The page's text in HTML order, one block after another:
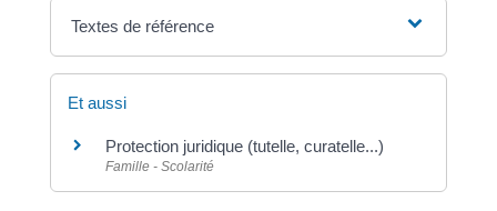
Textes de référence
Et aussi
Protection juridique (tutelle, curatelle...)
Famille - Scolarité